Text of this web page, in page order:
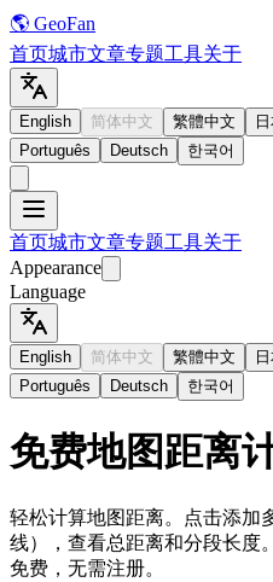
🌎 GeoFan
首页城市文章专题工具关于
English 简体中文 繁體中文
Português
Deutsch 한국어
首页城市文章专题工具关于
Appearance
Language
English 简体中文 繁體中文
Português
Deutsch 한국어
免费地图距离
轻松计算地图距离。点击添加
线），查看总距离和分段长度
免费，无需注册。